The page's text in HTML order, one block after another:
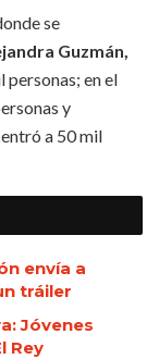
se
Guzmán,
en el
y
a 50 mil
envía a
tráiler
Jóvenes
Rey